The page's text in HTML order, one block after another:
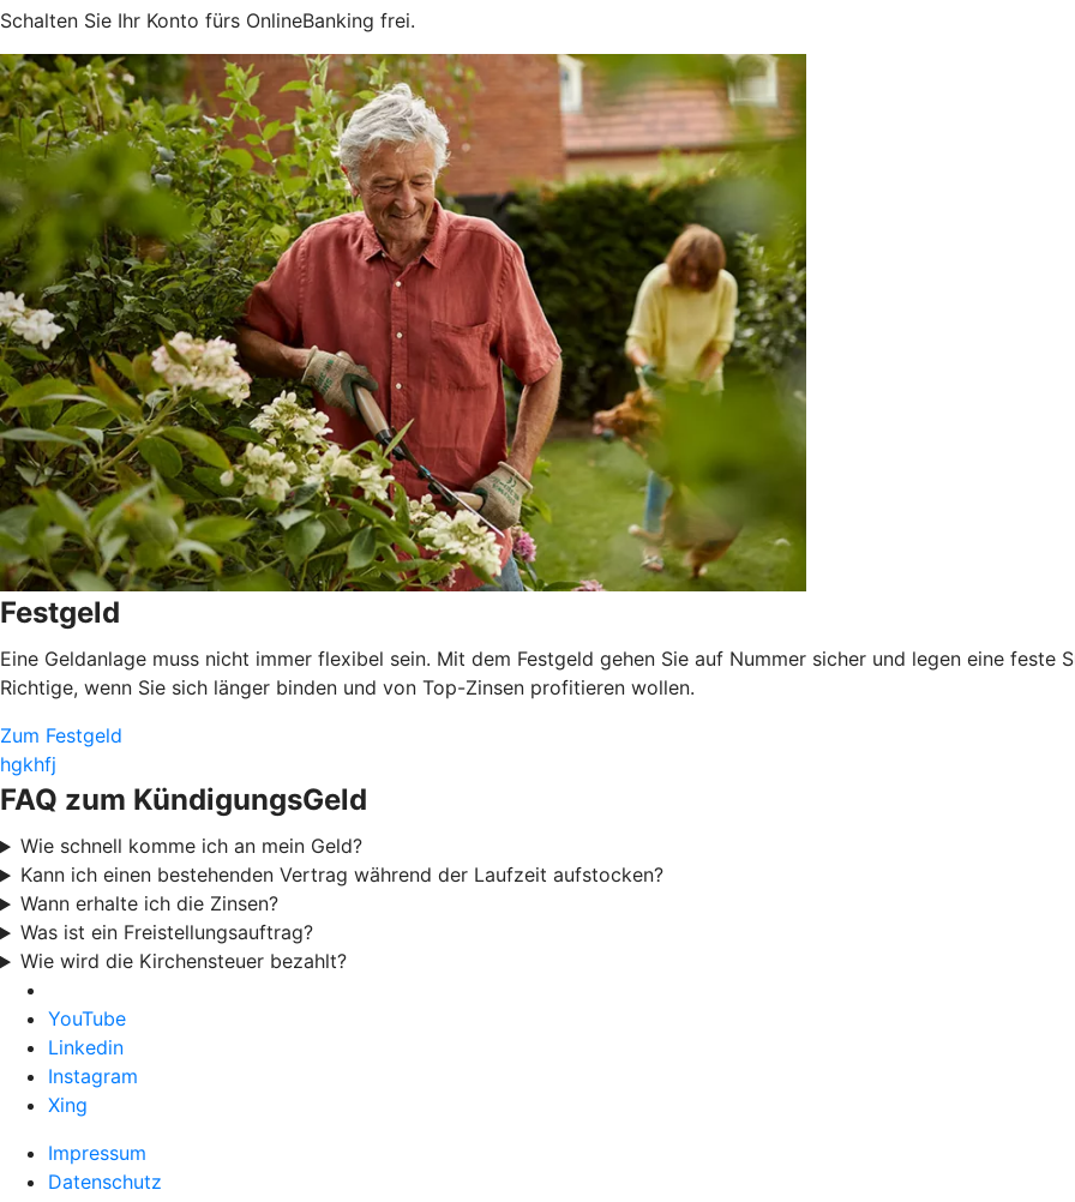
Schalten Sie Ihr Konto fürs OnlineBanking frei.
Festgeld
Eine Geldanlage muss nicht immer flexibel sein. Mit dem Festgeld gehen Sie auf Nummer sicher und legen eine feste
Richtige, wenn Sie sich länger binden und von Top-Zinsen profitieren wollen.
Zum Festgeld
hgkhfj
FAQ zum KündigungsGeld
Wie schnell komme ich an mein Geld?
Kann ich einen bestehenden Vertrag während der Laufzeit aufstocken?
Wann erhalte ich die Zinsen?
Was ist ein Freistellungsauftrag?
Wie wird die Kirchensteuer bezahlt?
YouTube
Linkedin
Instagram
Xing
Impressum
Datenschutz